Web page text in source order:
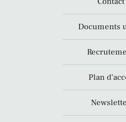
Documents
Plan